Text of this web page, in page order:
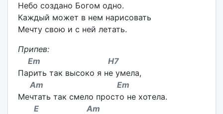
Небо создано Богом одно.
Каждый может в нем нарисовать
Мечту свою и с ней летать.
Припев:
Em H7
Парить так высоко я не умела,
Am Em
Мечтать так смело просто не хотела.
E Am